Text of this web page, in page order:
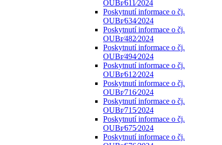
OUBr⁄611⁄2024
Poskytnutí informace o čj.
OUBr⁄634⁄2024
Poskytnutí informace o čj.
OUBr⁄482⁄2024
Poskytnutí informace o čj.
OUBr⁄494⁄2024
Poskytnutí informace o čj.
OUBr⁄612⁄2024
Poskytnutí informace o čj.
OUBr⁄716⁄2024
Poskytnutí informace o čj.
OUBr⁄715⁄2024
Poskytnutí informace o čj.
OUBr⁄675⁄2024
Poskytnutí informace o čj.